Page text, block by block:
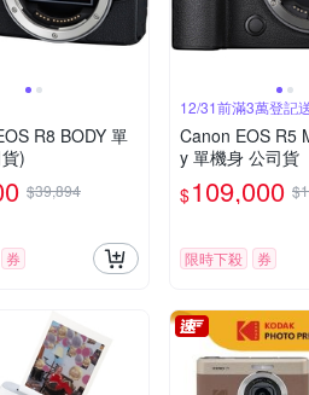
R8 BODY 單
)
$39,894
券
12/31前滿3萬登記
Canon EOS R5
y 單機身 公司貨
$109,000
限時下殺 券